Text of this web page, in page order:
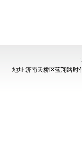
地址:济南天桥区蓝翔路时